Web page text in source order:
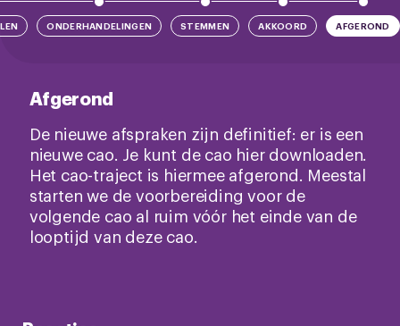
ONDERHANDELINGEN STEMMEN AKKOORD AFGEROND
Afgerond
De nieuwe afspraken zijn definitief: er is een
nieuwe cao. Je kunt de cao hier downloaden.
Het cao-traject is hiermee afgerond. Meestal
starten we de voorbereiding voor de
volgende cao al ruim vóór het einde van de
looptijd van deze cao.